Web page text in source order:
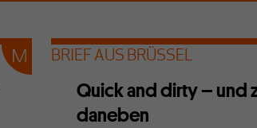
BRIEF AUS BRÜSSEL
Quick and dirty – und
daneben